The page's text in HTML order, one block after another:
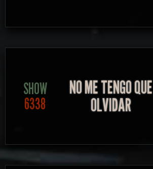
SHOW
6338
NO ME TENGO QUE
OLVIDAR